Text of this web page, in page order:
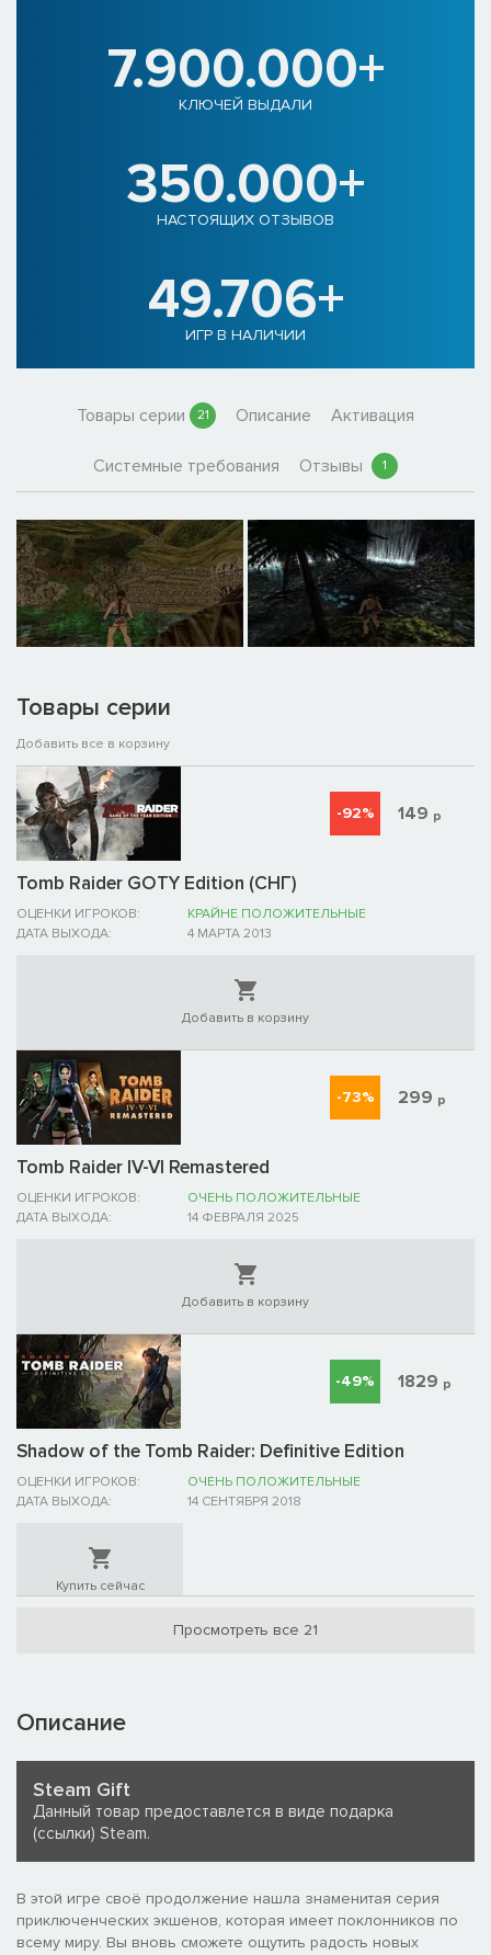
7.900.000+
КЛЮЧЕЙ ВЫДАЛИ
350.000+
НАСТОЯЩИХ ОТЗЫВОВ
49.706+
ИГР В НАЛИЧИИ
Товары серии 21 Описание Активация
Системные требования Отзывы 1
Товары серии
Добавить все в корзину
Tomb Raider GOTY Edition (СНГ)
ОЦЕНКИ ИГРОКОВ:
КРАЙНЕ ПОЛОЖИТЕЛЬНЫЕ
ДАТА ВЫХОДА:
4 МАРТА 2013
-92% 149 р
Добавить в корзину
Tomb Raider IV-VI Remastered
ОЦЕНКИ ИГРОКОВ:
ОЧЕНЬ ПОЛОЖИТЕЛЬНЫЕ
ДАТА ВЫХОДА:
14 ФЕВРАЛЯ 2025
-73% 299 р
Добавить в корзину
Shadow of the Tomb Raider: Definitive Edition
ОЦЕНКИ ИГРОКОВ:
ОЧЕНЬ ПОЛОЖИТЕЛЬНЫЕ
ДАТА ВЫХОДА:
14 СЕНТЯБРЯ 2018
-49% 1829 р
Купить сейчас
Просмотреть все 21
Описание
Steam Gift
Данный товар предоставлется в виде подарка
(ссылки) Steam.
В этой игре своё продолжение нашла знаменитая серия
приключенческих экшенов, которая имеет поклонников по
всему миру. Вы вновь сможете ощутить радость новых